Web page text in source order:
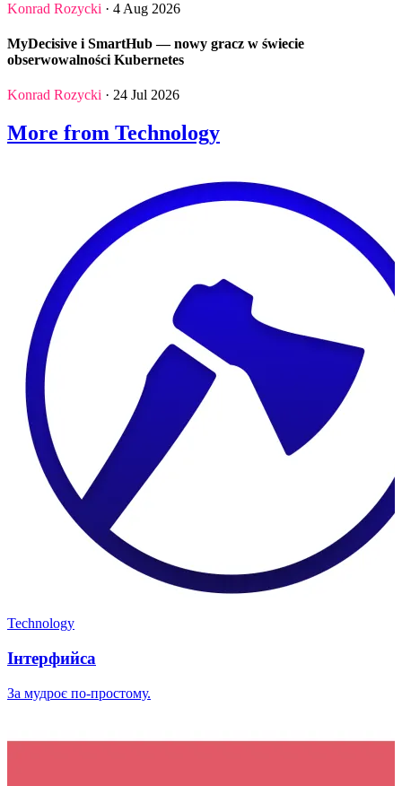
Konrad Rozycki · 4 Aug 2026
MyDecisive i SmartHub — nowy gracz w świecie
obserwowalności Kubernetes
Konrad Rozycki · 24 Jul 2026
More from Technology
Technology
Інтерфийса
За мудроє по-простому.